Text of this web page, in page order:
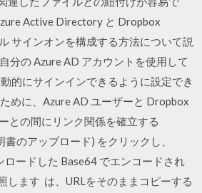
Active Directory と Dropbox
サインオンを構成する方法について説
分の Azure AD アカウントを使用して
的にサインインできるように設定でき
めに、Azure AD ユーザーと Dropbox
との間にリンク関係を確立する
のアップロード) をクリックし、
ードした Base64 でエンコードされ
します は、URLをそのままコピーする